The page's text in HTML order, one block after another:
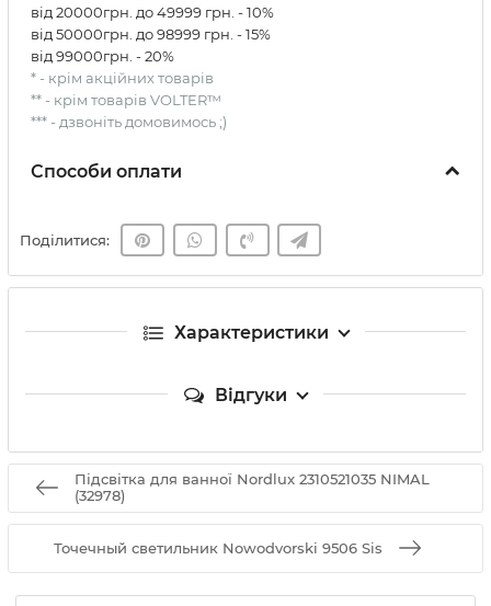
від 20000грн. до 49999 грн. - 10%
від 50000грн. до 98999 грн. - 15%
від 99000грн. - 20%
* - крім акційних товарів
** - крім товарів VOLTER™
*** - дзвоніть домовимось ;)
Способи оплати
Поділитися:
Характеристики
Відгуки
Підсвітка для ванної Nordlux 2310521035 NIMAL
(32978)
Точечный светильник Nowodvorski 9506 Sis